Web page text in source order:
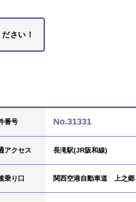
さい！
番号 No.31331
アクセス 長滝駅(JR阪和線)
乗り口 関西空港自動車道 上之郷